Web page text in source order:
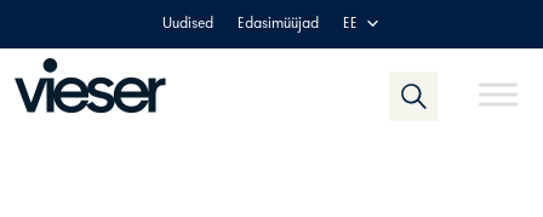
content
Uudised Edasimüüjad EE